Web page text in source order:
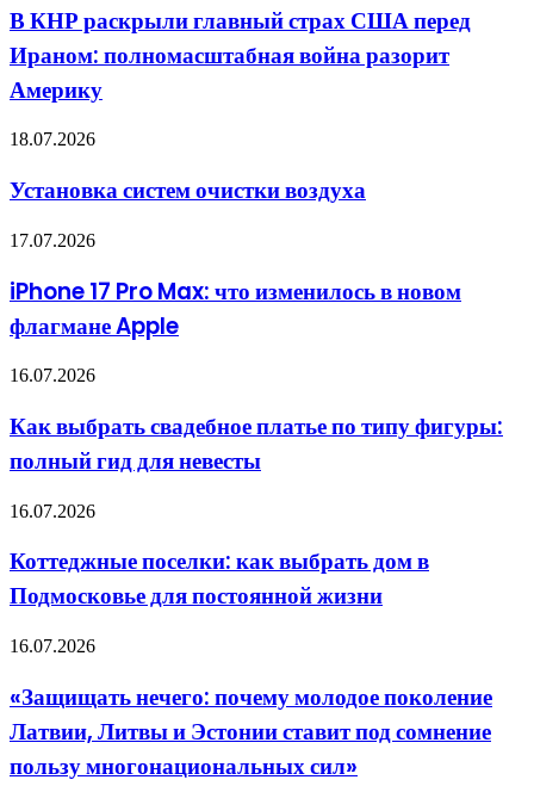
террориста,
чтобы
воевать
с
Россией
раскрыли
главный
страх
перед
полномасштабная
разорит
Америку
В КНР раскрыли главный страх США перед
Ираном: полномасштабная война разорит
Америку
Установка
очистки
воздуха
18.07.2026
Установка систем очистки воздуха
iPhone
Pro
Max:
что
в
Apple
17.07.2026
iPhone 17 Pro Max: что изменилось в новом
флагмане Apple
Как
свадебное
платье
по
фигуры:
полный
для
невесты
16.07.2026
Как выбрать свадебное платье по типу фигуры:
полный гид для невесты
Коттеджные
как
выбрать
дом
Подмосковье
жизни
16.07.2026
Коттеджные поселки: как выбрать дом в
Подмосковье для постоянной жизни
«Защищать
почему
молодое
поколение
Литвы
16.07.2026
«Защищать нечего: почему молодое поколение
Латвии, Литвы и Эстонии ставит под сомнение
пользу многонациональных сил»